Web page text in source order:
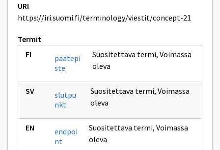
URI
https://iri.suomi.fi/terminology/viestit/concept-21
Termit
päätepi
ste
Suositettava termi, Voimassa
oleva
slutpu
nkt
Suositettava termi, Voimassa
oleva
endpoi
nt
Suositettava termi, Voimassa
oleva